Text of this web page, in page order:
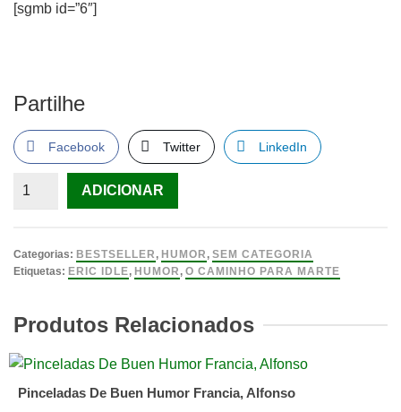
[sgmb id=”6″]
Partilhe
Facebook Twitter LinkedIn
Quantidade
Caminho
para
Um
Pós-
Modem
ADICIONAR
Categorias: BESTSELLER , HUMOR , SEM CATEGORIA
Etiquetas: ERIC IDLE, HUMOR , O CAMINHO PARA MARTE
Produtos Relacionados
Pinceladas De Buen Humor Francia, Alfonso